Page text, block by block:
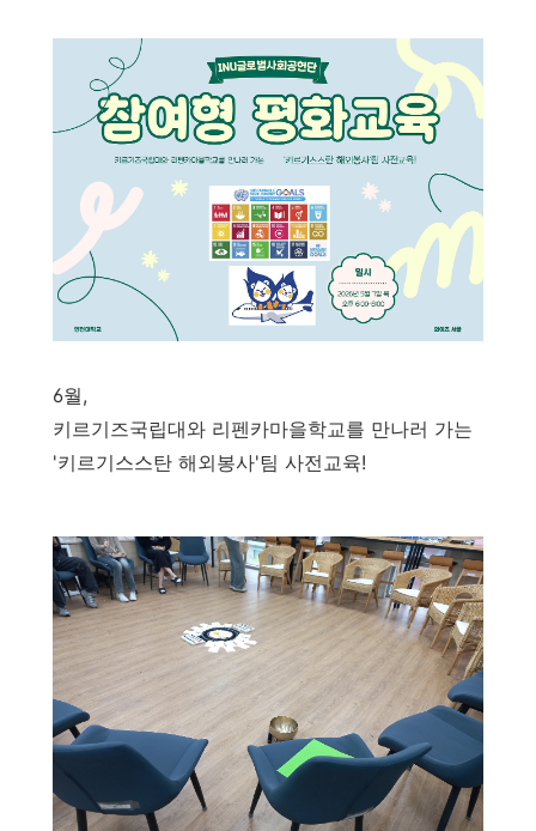
6월,
키르기즈국립대와 리펜카마을학교를 만나러 가는
'키르기스스탄 해외봉사'팀 사전교육!